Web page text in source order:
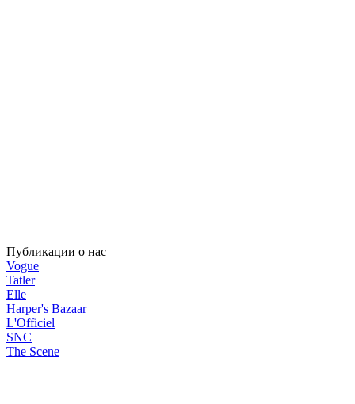
Публикации о нас
Vogue
Tatler
Elle
Harper's Bazaar
L'Officiel
SNC
The Scene